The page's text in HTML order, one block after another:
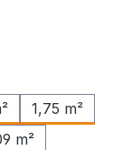
1,75 m²
m²